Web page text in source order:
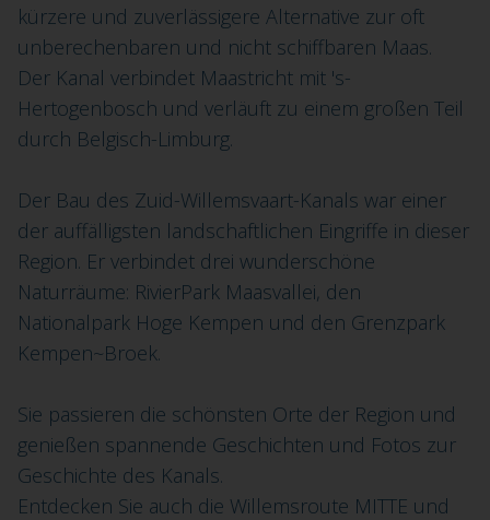
kürzere und zuverlässigere Alternative zur oft
unberechenbaren und nicht schiffbaren Maas.
Der Kanal verbindet Maastricht mit 's-
Hertogenbosch und verläuft zu einem großen Teil
durch Belgisch-Limburg.
Der Bau des Zuid-Willemsvaart-Kanals war einer
der auffälligsten landschaftlichen Eingriffe in dieser
Region. Er verbindet drei wunderschöne
Naturräume: RivierPark Maasvallei, den
Nationalpark Hoge Kempen und den Grenzpark
Kempen~Broek.
Sie passieren die schönsten Orte der Region und
genießen spannende Geschichten und Fotos zur
Geschichte des Kanals.
Entdecken Sie auch die Willemsroute MITTE und